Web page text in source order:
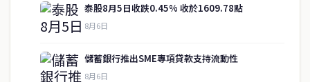
泰股8月5日收跌0.45% 收於1609.78點
8月6日
儲蓄銀行推出SME專項貸款支持流動性
8月6日